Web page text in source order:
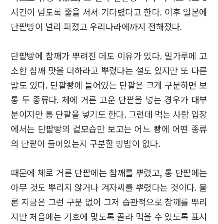
시간이 넘도록 줄을 서서 기다렸다고 한다. 이후 일본에
단팥빵이 널리 퍼졌고 우리나라에까지 전해졌다.
단팥빵에 참깨가 뿌려진 데도 이유가 있다. 밀가루에 고
소한 참깨 맛을 더하라고 뿌렸다는 설도 있지만 또 다른
말도 있다. 단팥빵에 들어있는 단팥은 크게 구분하면 보
통 두 종류다. 체에 거른 고운 단팥을 넣는 경우가 대부
분이지만 통 단팥을 넣기도 한다. 그런데 먹는 사람 입장
에서는 단팥빵의 겉모습만 보고는 어느 빵에 어떤 종류
의 단팥이 들어있는지 구분할 방법이 없다.
때문에 체로 거른 단팥에는 참깨를 뿌렸고, 통 단팥에는
아무 것도 뿌리지 않거나 겨자씨를 뿌렸다는 것이다. 물
론 지금은 그런 구분 없이 그저 습관적으로 참깨를 뿌리
지만 처음에는 기호에 맞도록 골라 먹을 수 있도록 표시